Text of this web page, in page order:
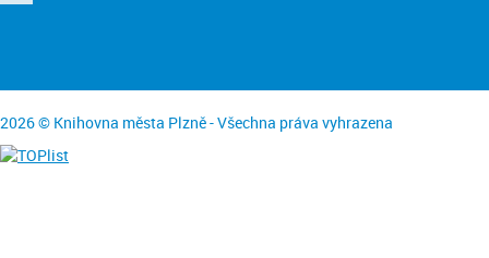
2026 © Knihovna města Plzně - Všechna práva vyhrazena